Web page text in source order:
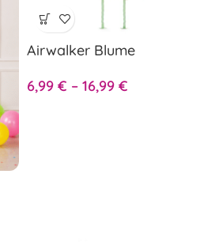
Airwalker Blume
6,99 € – 16,99 €